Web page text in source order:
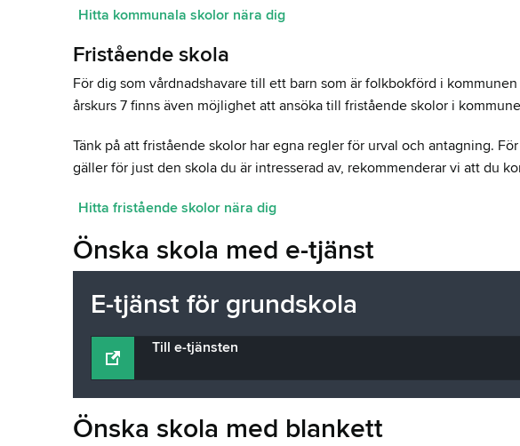
Hitta kommunala skolor nära dig
Fristående skola
För dig som vårdnadshavare till ett barn som är folkbokförd i
årskurs 7 finns även möjlighet att ansöka till fristående skolor i
Tänk på att fristående skolor har egna regler för urval och antagning.
gäller för just den skola du är intresserad av, rekommenderar vi att du
Hitta fristående skolor nära dig
Önska skola med e-tjänst
E-tjänst för grundskola
Till e-tjänsten
Önska skola med blankett